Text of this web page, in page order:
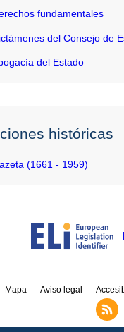
fundamentales
del Consejo de
del Estado
históricas
(1661 - 1959)
Mapa Aviso legal